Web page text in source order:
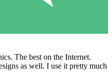
The best on the Internet.
as well. I use it pretty much